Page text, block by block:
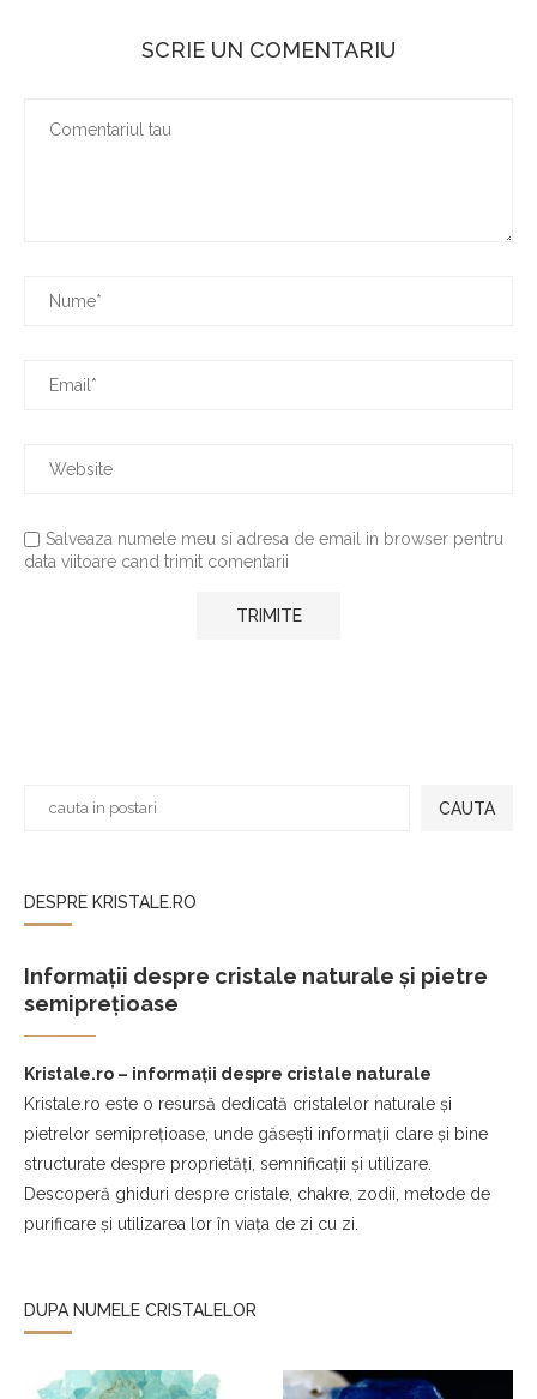
SCRIE UN COMENTARIU
Salveaza numele meu si adresa de email in browser pentru
data viitoare cand trimit comentarii
CAUTA
DESPRE KRISTALE.RO
Informații despre cristale naturale și pietre
semiprețioase
Kristale.ro – informații despre cristale naturale
Kristale.ro este o resursă dedicată cristalelor naturale și
pietrelor semiprețioase, unde găsești informații clare și bine
structurate despre proprietăți, semnificații și utilizare.
Descoperă ghiduri despre cristale, chakre, zodii, metode de
purificare și utilizarea lor în viața de zi cu zi.
DUPA NUMELE CRISTALELOR